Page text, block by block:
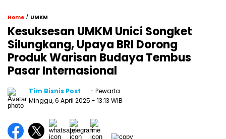
Home / UMKM
Kesuksesan UMKM Unici Songket
Silungkang, Upaya BRI Dorong
Produk Warisan Budaya Tembus
Pasar Internasional
Tim Bisnis Post
- Pewarta
Minggu, 6 April 2025 - 13:13 WIB